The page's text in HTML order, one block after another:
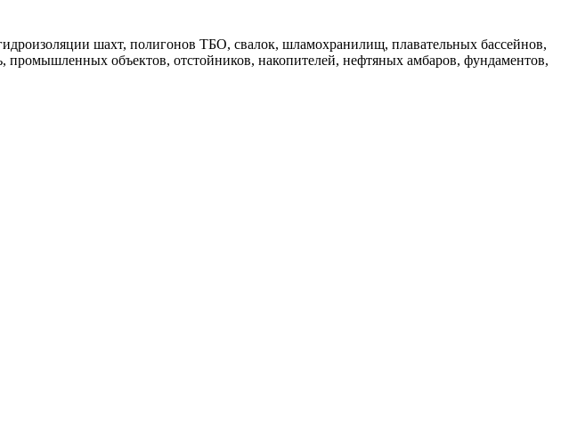
шахт, полигонов ТБО, свалок, шламохранилищ, плавательных бассейнов,
промышленных объектов, отстойников, накопителей, нефтяных амбаров, фундаментов,